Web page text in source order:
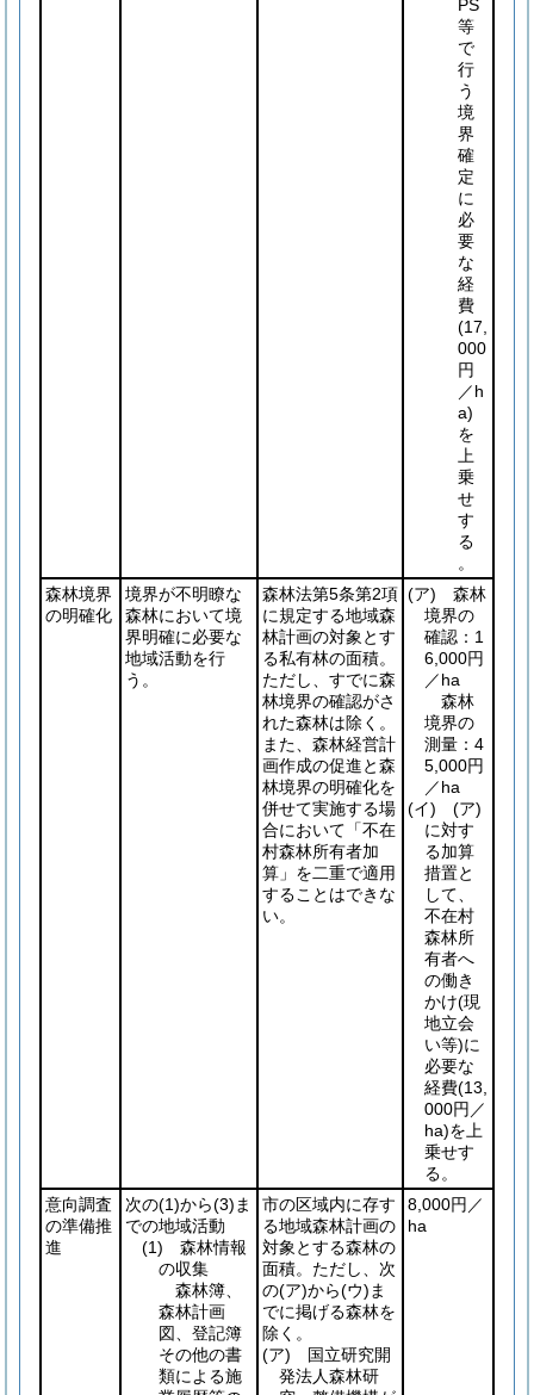
PS
等
で
行
う
境
界
確
定
に
必
要
な
経
費
(17,
000
円
／h
a)
を
上
乗
せ
す
る
。
森林境界
の明確化
境界が不明瞭な
森林において境
界明確に必要な
地域活動を行
う。
森林法第5条第2項
に規定する地域森
林計画の対象とす
る私有林の面積。
ただし、すでに森
林境界の確認がさ
れた森林は除く。
また、森林経営計
画作成の促進と森
林境界の明確化を
併せて実施する場
合において「不在
村森林所有者加
算」を二重で適用
することはできな
い。
(ア) 森林
境界の
確認：1
6,000円
／ha
森林
境界の
測量：4
5,000円
／ha
(イ)
(ア)
に対す
る加算
措置と
して、
不在村
森林所
有者へ
の働き
かけ(現
地立会
い等)に
必要な
経費(13,
000円／
ha)を上
乗せす
る。
意向調査
の準備推
進
次の(1)から(3) ま
での地域活動
(1) 森林情報
の収集
森林簿、
森林計画
図、登記簿
その他の書
類による施
市の区域内に存す
る地域森林計画の
対象とする森林の
面積。ただし、次
の(ア)から(ウ) ま
でに掲げる森林を
除く。
(ア) 国立研究開
発法人森林研
8,000円／
ha